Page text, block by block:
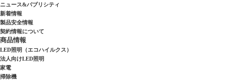
ニュース&パブリシティ
新着情報
製品安全情報
契約情報について
商品情報
LED照明（エコハイルクス）
法人向けLED照明
家電
掃除機